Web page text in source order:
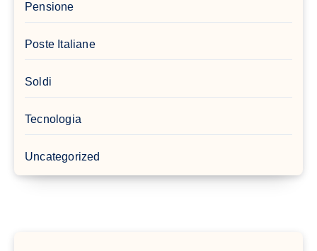
Pensione
Poste Italiane
Soldi
Tecnologia
Uncategorized